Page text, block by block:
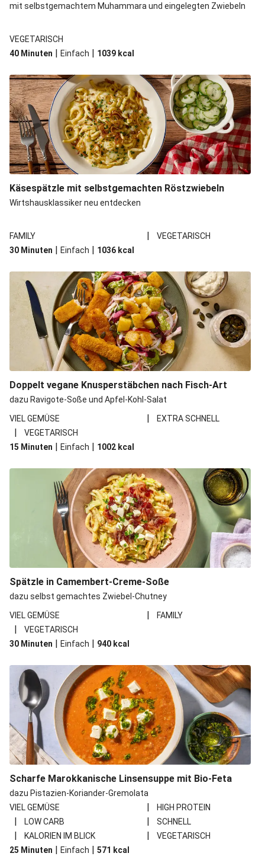
mit selbstgemachtem Muhammara und eingelegten Zwiebeln
VEGETARISCH
40 Minuten | Einfach | 1039 kcal
Käsespätzle mit selbstgemachten Röstzwiebeln
Wirtshausklassiker neu entdecken
FAMILY |
VEGETARISCH
30 Minuten | Einfach | 1036 kcal
Doppelt vegane Knusperstäbchen nach Fisch-Art
dazu Ravigote-Soße und Apfel-Kohl-Salat
VIEL GEMÜSE
| EXTRA SCHNELL
|
VEGETARISCH
15 Minuten | Einfach | 1002 kcal
Spätzle in Camembert-Creme-Soße
dazu selbst gemachtes Zwiebel-Chutney
VIEL GEMÜSE
| FAMILY
|
VEGETARISCH
30 Minuten | Einfach | 940 kcal
Scharfe Marokkanische Linsensuppe mit Bio-Feta
dazu Pistazien-Koriander-Gremolata
VIEL GEMÜSE
| HIGH PROTEIN
| LOW CARB | SCHNELL
| KALORIEN IM BLICK |
VEGETARISCH
25 Minuten | Einfach | 571 kcal